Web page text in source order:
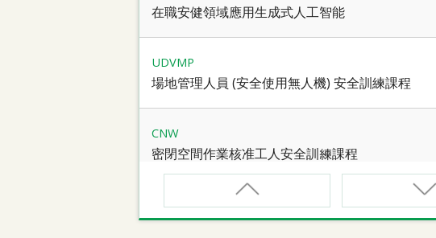
在職安健領域應用生成式人工智能
UDVMP
場地管理人員 (安全使用無人機) 安全訓練課程
CNW
密閉空間作業核准工人安全訓練課程
CNW(R)
密閉空間作業核准工人安全訓練重新甄審資格課程